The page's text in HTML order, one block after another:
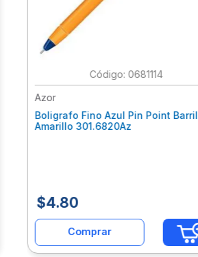
: 0681114
Azor
Boligrafo Fino Azul Pin Point Barril
Amarillo 301.6820Az
$4.80
Comprar